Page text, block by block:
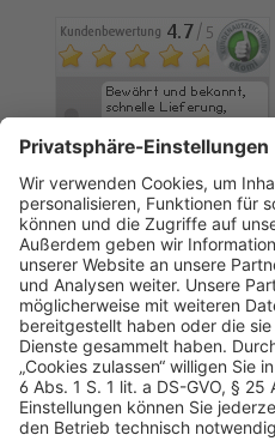
AGB Datenschutz